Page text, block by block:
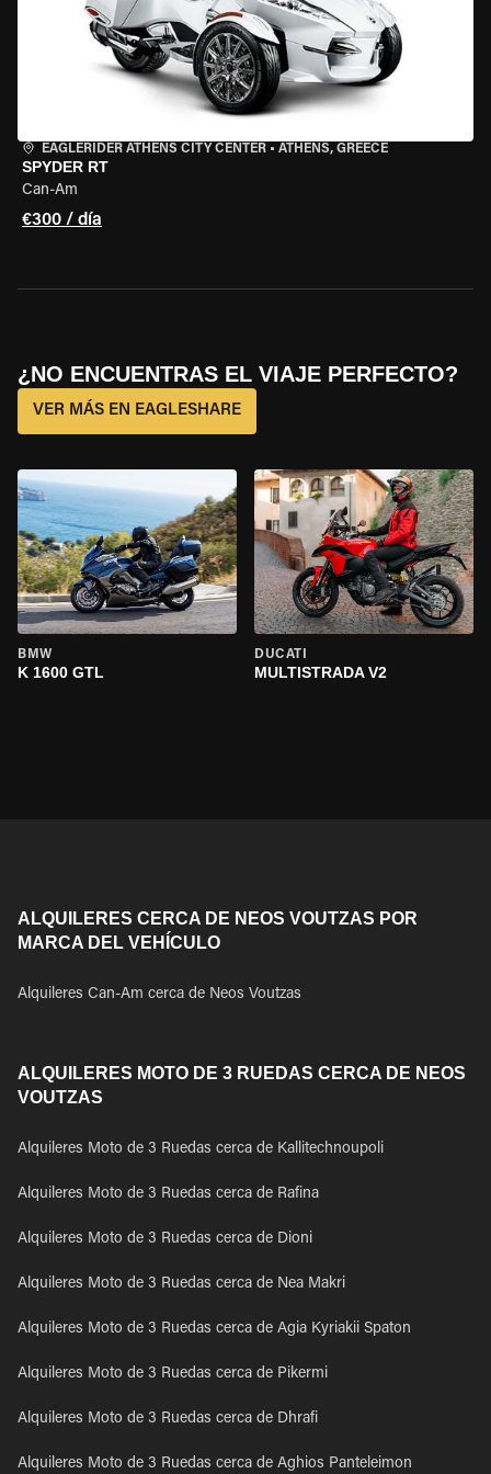
EAGLERIDER ATHENS CITY CENTER • ATHENS, GREECE
SPYDER RT
Can-Am
€300 / día
¿NO ENCUENTRAS EL VIAJE PERFECTO?
VER MÁS EN EAGLESHARE
BMW
K 1600 GTL
DUCATI
MULTISTRADA V2
ALQUILERES CERCA DE NEOS VOUTZAS POR
MARCA DEL VEHÍCULO
Alquileres Can-Am cerca de Neos Voutzas
ALQUILERES MOTO DE 3 RUEDAS CERCA DE NEOS
VOUTZAS
Alquileres Moto de 3 Ruedas cerca de Kallitechnoupoli
Alquileres Moto de 3 Ruedas cerca de Rafina
Alquileres Moto de 3 Ruedas cerca de Dioni
Alquileres Moto de 3 Ruedas cerca de Nea Makri
Alquileres Moto de 3 Ruedas cerca de Agia Kyriakii Spaton
Alquileres Moto de 3 Ruedas cerca de Pikermi
Alquileres Moto de 3 Ruedas cerca de Dhrafi
Alquileres Moto de 3 Ruedas cerca de Aghios Panteleimon